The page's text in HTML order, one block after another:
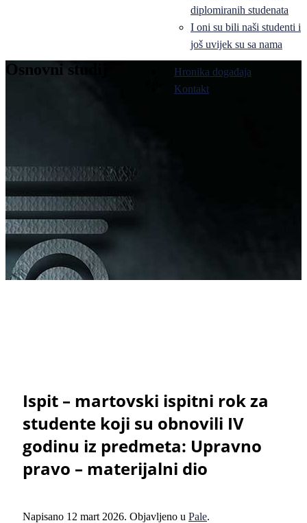
diplomiranih studenata
I oni su bili naši studenti i
još uvijek su sa nama
Hronika događaja
Kontakt
Osnovni studij
Ispit – martovski ispitni rok za
studente koji su obnovili IV
godinu iz predmeta: Upravno
pravo – materijalni dio
Napisano 12 mart 2026. Objavljeno u Pale.